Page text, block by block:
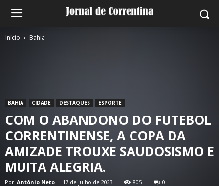
Início Bahia
BAHIA CIDADE DESTAQUES ESPORTE
COM O ABANDONO DO FUTEBOL
CORRENTINENSE, A COPA DA
AMIZADE TROUXE SAUDOSISMO E
MUITA ALEGRIA.
Por Antônio Neto - 17 de julho de 2023 805 0